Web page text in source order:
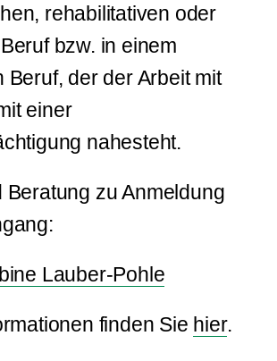
rehabilitativen oder
bzw. in einem
Beruf, der der Arbeit mit
einer
nahesteht.
Beratung zu Anmeldung
Lauber-Pohle
finden Sie hier.